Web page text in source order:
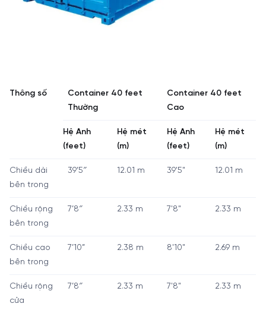
Thông số
Container 40 feet
Thường
Container 40 feet
Cao
Hệ Anh
(feet)
Hệ mét
(m)
Hệ Anh
(feet)
Hệ mét
(m)
Chiều dài
bên trong
39’5″ 12.01 m 39'5" 12.01 m
Chiều rộng
bên trong
7’8″ 2.33 m 7'8" 2.33 m
Chiều cao
bên trong
7’10” 2.38 m 8'10" 2.69 m
Chiều rộng
cửa
7’8″ 2.33 m 7'8" 2.33 m